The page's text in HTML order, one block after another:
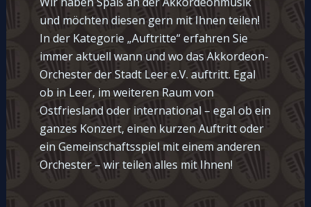
und möchten diesen gern mit Ihnen teilen!
In der Kategorie „Auftritte“ erfahren Sie
immer aktuell wann und wo das Akkordeon-
Orchester der Stadt Leer e.V. auftritt. Egal
ob in Leer, im weiteren Raum von
Ostfriesland oder international – egal ob ein
ganzes Konzert, einen kurzen Auftritt oder
ein Gemeinschaftsspiel mit einem anderen
Orchester – wir teilen alles mit Ihnen!